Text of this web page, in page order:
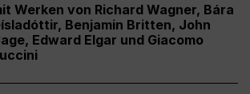
Werken von Richard Wagner, Bára
Benjamin Britten, John
Edward Elgar und Giacomo